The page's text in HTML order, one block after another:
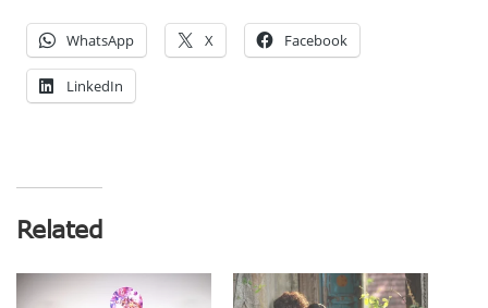
WhatsApp X Facebook
LinkedIn
Related